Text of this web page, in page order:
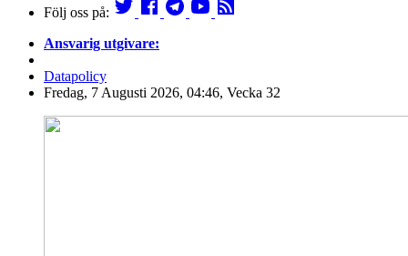
Följ oss på:
Ansvarig utgivare:
Datapolicy
Fredag, 7 Augusti 2026, 04:46, Vecka 32